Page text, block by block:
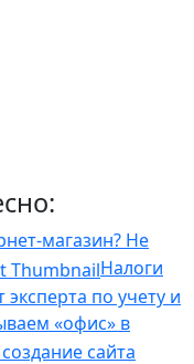
магазин? Не
Налоги
по учету и
«офис» в
сайта